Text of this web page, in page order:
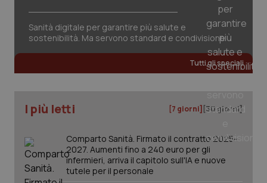
Sanità digitale per garantire più salute e
sostenibilità. Ma servono standard e condivisione
Tutti gli speciali
I più letti [7 giorni] [30 giorni]
Comparto Sanità. Firmato il contratto 2025-
2027. Aumenti fino a 240 euro per gli
infermieri, arriva il capitolo sull'IA e nuove
tutele per il personale
tracking-enable
www.quotidianosanita.it
2
tracking-sites-ironfish-
www.quotidianosanita.it
_ga